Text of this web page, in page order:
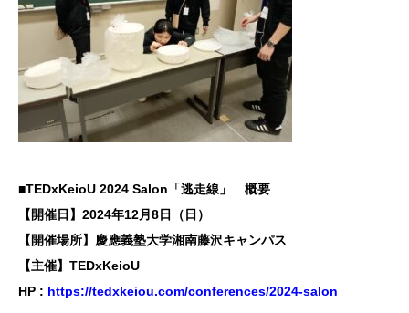
■TEDxKeioU 2024 Salon「逃走線」 概要
【開催日】2024年12月8日（日）
【開催場所】慶應義塾大学湘南藤沢キャンパス
【主催】 TEDxKeioU
HP : https://tedxkeiou.com/conferences/2024-salon